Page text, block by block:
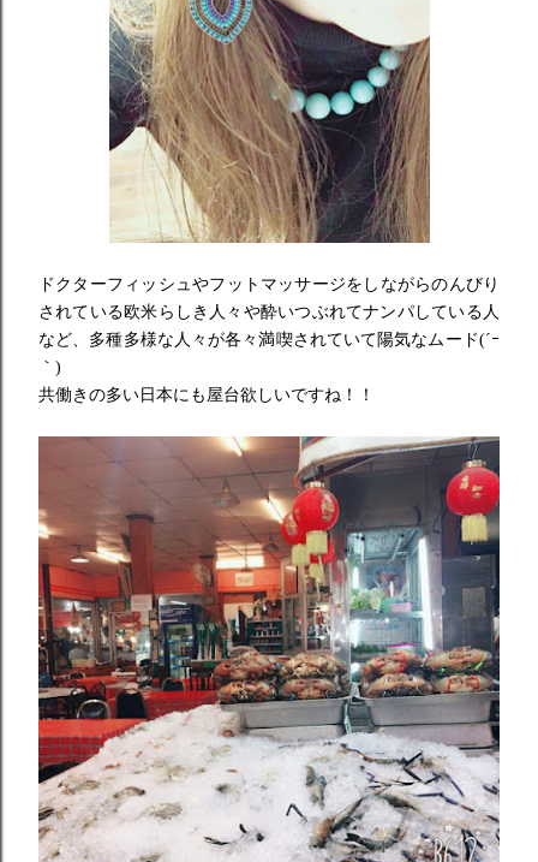
ドクターフィッシュやフットマッサージをしながらのんびり
されて いる欧米らしき人々や酔いつぶれてナンパしている人
など、 多種多様な人々が各々満喫されていて陽気なムード(´ｰ
｀)
共働きの多い日本にも屋台欲しいですね！！